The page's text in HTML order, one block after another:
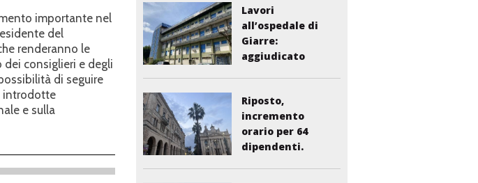
importante nel
del
renderanno le
consiglieri e degli
di seguire
introdotte
e sulla
Lavori
all’ospedale di
Giarre:
aggiudicato
Riposto,
incremento
orario per 64
dipendenti.